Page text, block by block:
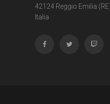
42124 Reggio Emilia
Italia